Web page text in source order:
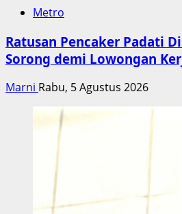
Metro
Ratusan Pencaker Padati
Sorong demi Lowongan
Marni Rabu, 5 Agustus 2026